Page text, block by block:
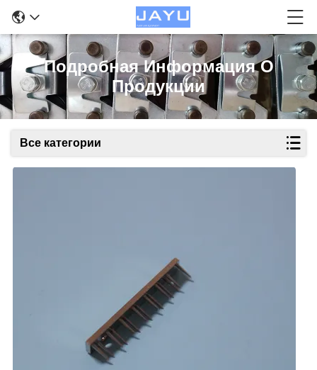
Подробная Информация О
Продукции
Все категории